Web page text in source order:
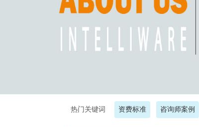
热门关键词 资费标准 咨询师案例